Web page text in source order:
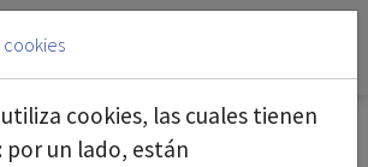
cookies
cookies, las cuales tienen
por un lado, están